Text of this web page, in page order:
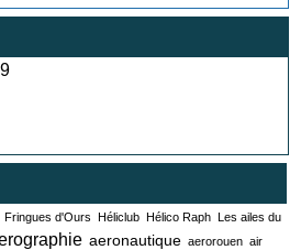
Fringues d'Ours Héliclub Hélico Raph Les ailes du
aeronautique aerorouen air